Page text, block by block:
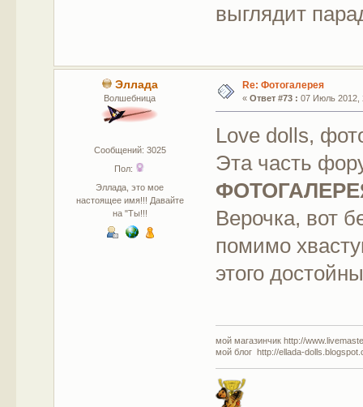
выглядит
Эллада
Волшебница
Сообщений: 3025
Пол:
Эллада, это мое
настоящее имя!!! Давайте
на "Ты!!!
Re: Фотогалерея
« Ответ #73 : 07 Июль 2012,
Love dolls,
Эта часть
Верочка, вот
помимо
этого
мой магазинчик http://
мой блог http://ellada-